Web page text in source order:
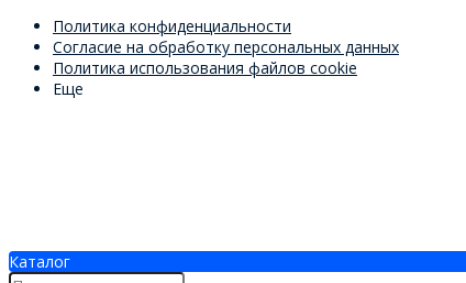
Политика конфиденциальности
Согласие на обработку персональных данных
Политика использования файлов cookie
Еще
Каталог